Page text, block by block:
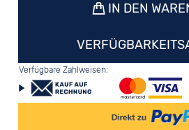
IN DEN
Verfügbare Zahlweisen: